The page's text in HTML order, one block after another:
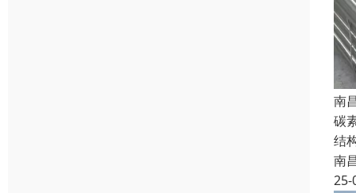
南
碳
结
南
25-